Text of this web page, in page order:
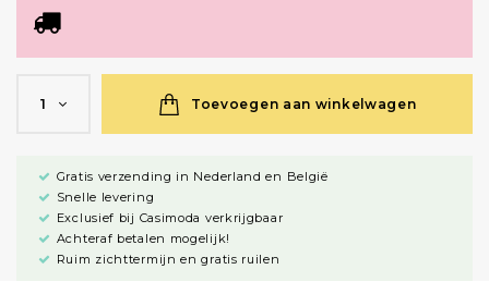
1 Toevoegen aan winkelwagen
Gratis verzending in Nederland en België
Snelle levering
Exclusief bij Casimoda verkrijgbaar
Achteraf betalen mogelijk!
Ruim zichttermijn en gratis ruilen